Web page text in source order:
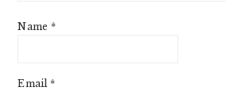
Name *
Email *